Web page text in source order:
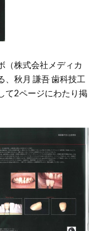
（株式会社メディカ
、秋月 謙吾 歯科技工
て2ページにわたり掲